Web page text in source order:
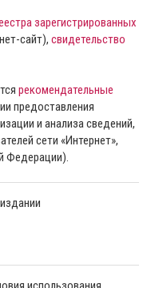
зарегистрированных
сайт), свидетельство
рекомендательные
предоставления
и анализа сведений,
сети «Интернет»,
Федерации).